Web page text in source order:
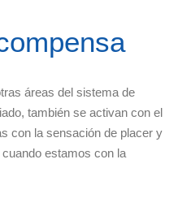
áreas del sistema de
también se activan con el
con la sensación de placer y
estamos con la